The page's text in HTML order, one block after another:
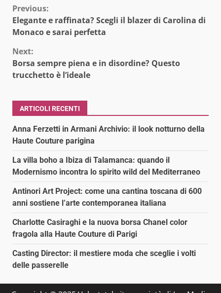
Continue
Reading
Previous:
Elegante e raffinata? Scegli il blazer di Carolina di
Monaco e sarai perfetta
Next:
Borsa sempre piena e in disordine? Questo
trucchetto è l’ideale
ARTICOLI RECENTI
Anna Ferzetti in Armani Archivio: il look notturno della
Haute Couture parigina
La villa boho a Ibiza di Talamanca: quando il
Modernismo incontra lo spirito wild del Mediterraneo
Antinori Art Project: come una cantina toscana di 600
anni sostiene l’arte contemporanea italiana
Charlotte Casiraghi e la nuova borsa Chanel color
fragola alla Haute Couture di Parigi
Casting Director: il mestiere moda che sceglie i volti
delle passerelle